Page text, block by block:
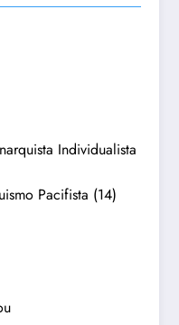
Individualista
Pacifista (14)